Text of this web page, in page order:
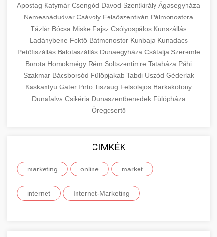
Apostag Katymár Csengőd Dávod Szentkirály Ágasegyháza
Nemesnádudvar Csávoly Felsőszentiván Pálmonostora
Tázlár Bócsa Miske Fajsz Csólyospálos Kunszállás
Ladánybene Foktő Bátmonostor Kunbaja Kunadacs
Petőfiszállás Balotaszállás Dunaegyháza Csátalja Szeremle
Borota Homokmégy Rém Soltszentimre Tataháza Páhi
Szakmár Bácsborsód Fülöpjakab Tabdi Uszód Géderlak
Kaskantyú Gátér Pirtó Tiszaug Felsőlajos Harkakötöny
Dunafalva Csikéria Dunaszentbenedek Fülöpháza
Öregcsertő
CIMKÉK
marketing online market
internet Internet-Marketing